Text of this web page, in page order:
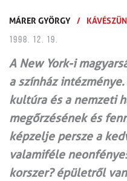
MÁRER GYÖRGY /
1998. 12. 19.
A New York-i
a színház
kultúra és a nemzeti
megőrzésének és
képzelje persze a
valamiféle
korszer? épületről